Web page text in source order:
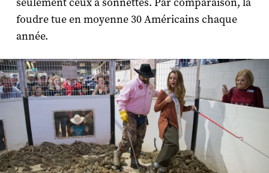
foudre tue en moyenne 30 Américains chaque
année.